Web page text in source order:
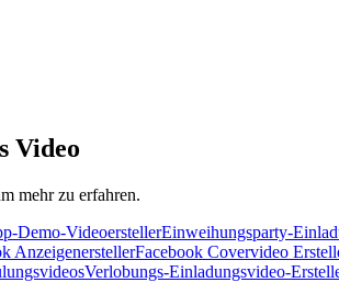
Video
mehr zu erfahren.
Demo-VideoerstellerEinweihungsparty-
AnzeigenerstellerFacebook Covervideo
Verlobungs-Einladungsvideo-